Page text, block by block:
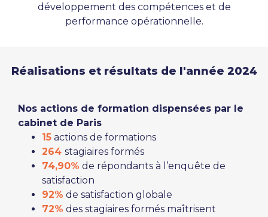
développement des compétences et de
performance opérationnelle.
Réalisations et résultats de l'année 2024
Nos actions de formation dispensées par le
cabinet de Paris
15 actions de formations
264 stagiaires formés
74,90% de répondants à l’enquête de
satisfaction
92% de satisfaction globale
72% des stagiaires formés maîtrisent